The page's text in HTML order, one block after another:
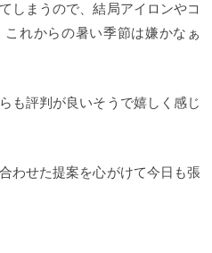
しまうので、結局アイロンやコ
れからの暑い季節は嫌かなぁ
も評判が良いそうで嬉しく感じ
わせた提案を心がけて今日も張